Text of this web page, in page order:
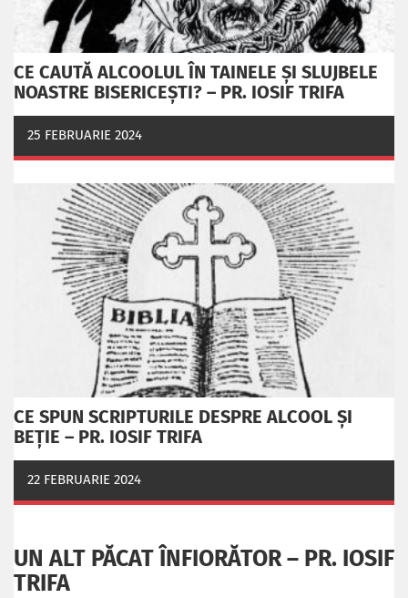
CE CAUTĂ ALCOOLUL ÎN TAINELE ŞI SLUJBELE
NOASTRE BISERICEŞTI? – PR. IOSIF TRIFA
25 FEBRUARIE 2024
CE SPUN SCRIPTURILE DESPRE ALCOOL ȘI
BEȚIE – PR. IOSIF TRIFA
22 FEBRUARIE 2024
UN ALT PĂCAT ÎNFIORĂTOR – PR. IOSIF
TRIFA